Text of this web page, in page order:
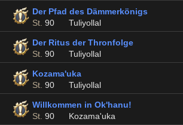
Der Pfad des Dämmerkönigs
St. 90 Tuliyollal
Der Ritus der Thronfolge
St. 90 Tuliyollal
Kozama'uka
St. 90 Tuliyollal
Willkommen in Ok'hanu!
St. 90 Kozama'uka